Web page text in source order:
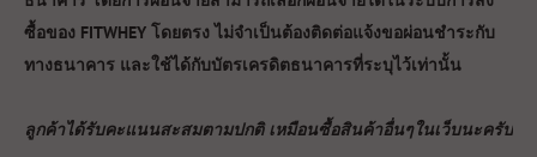
ซื้อของ FITWHEY โดยตรง ไม่จำเป็นต้องติดต่อแจ้งขอผ่อนชำระกับ
ทางธนาคาร และใช้ได้กับบัตรเครดิตธนาคารที่ระบุไว้เท่านั้น
ลูกค้าได้รับคะแนนสะสมตามปกติ เหมือนซื้อสินค้าอื่นๆในเว็บนะครับ